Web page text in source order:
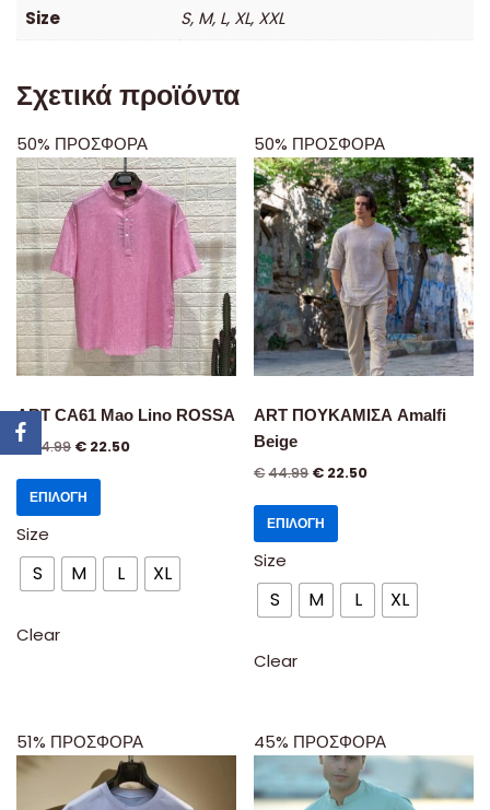
Size S, M, L, XL, XXL
Σχετικά προϊόντα
50% ΠΡΟΣΦΟΡΑ
ART CA61 Mao Lino ROSSA
€
44.99 € 22.50
ΕΠΙΛΟΓΉ
Size
S M L XL
Clear
50% ΠΡΟΣΦΟΡΑ
ART ΠΟΥΚΑΜΙΣΑ Amalfi
Beige
€44.99 € 22.50
ΕΠΙΛΟΓΉ
Size
S M L XL
Clear
51% ΠΡΟΣΦΟΡΑ 45% ΠΡΟΣΦΟΡΑ